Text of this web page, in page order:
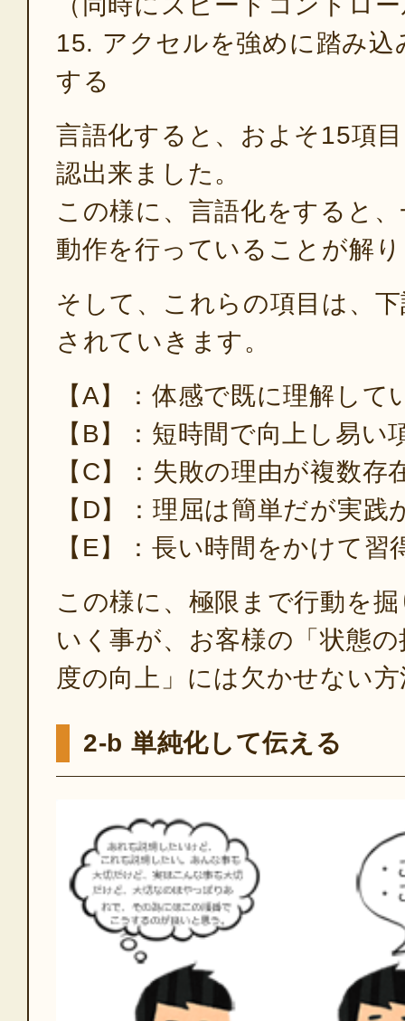
15. アクセルを強めに踏み込
する
言語化すると、およそ15項
認出来ました。
この様に、言語化をすると
動作を行っていることが解
そして、これらの項目は、
されていきます。
【A】：体感で既に理解して
【B】：短時間で向上し易い
【C】：失敗の理由が複数存
【D】：理屈は簡単だが実践
【E】：長い時間をかけて習
この様に、極限まで行動を
いく事が、お客様の「状態
度の向上」には欠かせない
2-b 単純化して伝える